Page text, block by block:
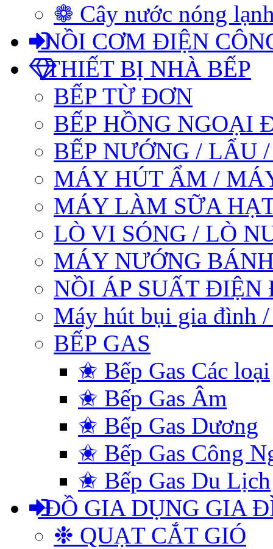
❁ Cây nước nóng
NỒI CƠM ĐIỆN
THIẾT BỊ NHÀ BẾP
BẾP TỪ ĐƠN
BẾP HỒNG NGOẠI
BẾP NƯỚNG / LẨU
MÁY HÚT ẨM /
MÁY LÀM SỮA
LÒ VI SÓNG / LÒ
MÁY NƯỚNG
NỒI ÁP SUẤT ĐIỆN
Máy hút bụi gia đình
BẾP GAS
✬ Bếp Gas Các loại
✬ Bếp Gas Âm
✬ Bếp Gas Dương
✬ Bếp Gas Công
✬ Bếp Gas Du Lịch
ĐỒ GIA DỤNG GIA
❉ QUẠT CẮT GIÓ